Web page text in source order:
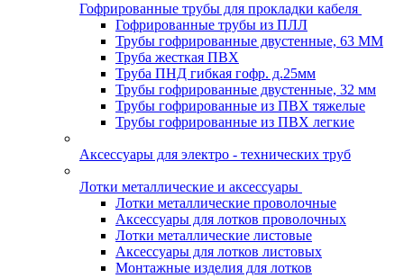
Гофрированные трубы для прокладки кабеля
Гофрированные трубы из ПЛЛ
Трубы гофрированные двустенные, 63 ММ
Труба жесткая ПВХ
Труба ПНД гибкая гофр. д.25мм
Трубы гофрированные двустенные, 32 мм
Трубы гофрированные из ПВХ тяжелые
Трубы гофрированные из ПВХ легкие
Аксессуары для электро - технических труб
Лотки металлические и аксессуары
Лотки металлические проволочные
Аксессуары для лотков проволочных
Лотки металлические листовые
Аксессуары для лотков листовых
Монтажные изделия для лотков